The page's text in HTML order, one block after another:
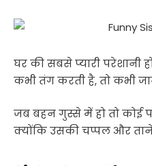
घर की सबसे प्यारी परेशानी
कभी तंग करती है, तो कभी
जब बहन गुस्से में हो तो कोई
क्योंकि उसकी चप्पल और ताने